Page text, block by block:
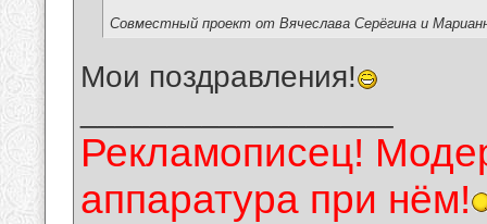
Совместный проект от Вячеслава Серёгина и
Мои поздравления!
Рекламописец!
аппаратура при нём!